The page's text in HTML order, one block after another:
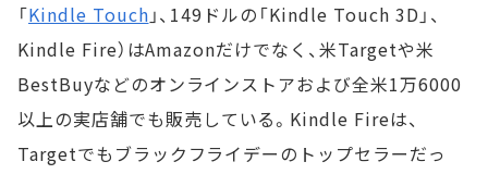
「Kindle Touch 」、149ドルの「Kindle Touch 3D」、
Kindle Fire）はAmazonだけでなく、米Targetや米
BestBuyなどのオンラインストアおよび全米1万6000
以上の実店舗でも販売している。Kindle Fireは、
Targetでもブラックフライデーのトップセラーだっ